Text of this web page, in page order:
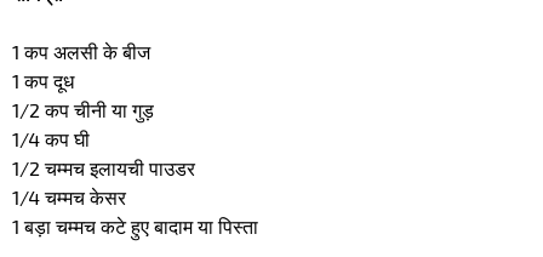
1 कप अलसी के बीज
1 कप दूध
1/2 कप चीनी या गुड़
1/4 कप घी
1/2 चम्मच इलायची पाउडर
1/4 चम्मच केसर
1 बड़ा चम्मच कटे हुए बादाम या पिस्ता